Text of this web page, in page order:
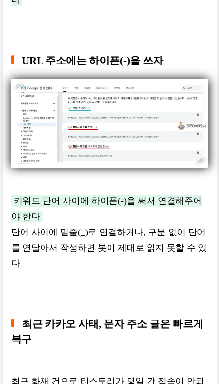
URL 주소에는 하이픈(-)을 쓰자
키워드 단어 사이에 하이픈(-)을 써서 연결해주어
야 한다
단어 사이에 밑줄(_)로 연결하거나, 구분 없이 단어
를 연달아서 작성하면 봇이 제대로 읽지 못할 수 있
다
최근 카카오 사태, 문자 주소 글은 빠르게
복구
최근 화재 건으로 티스토리가 몇일 간 접속이 안되